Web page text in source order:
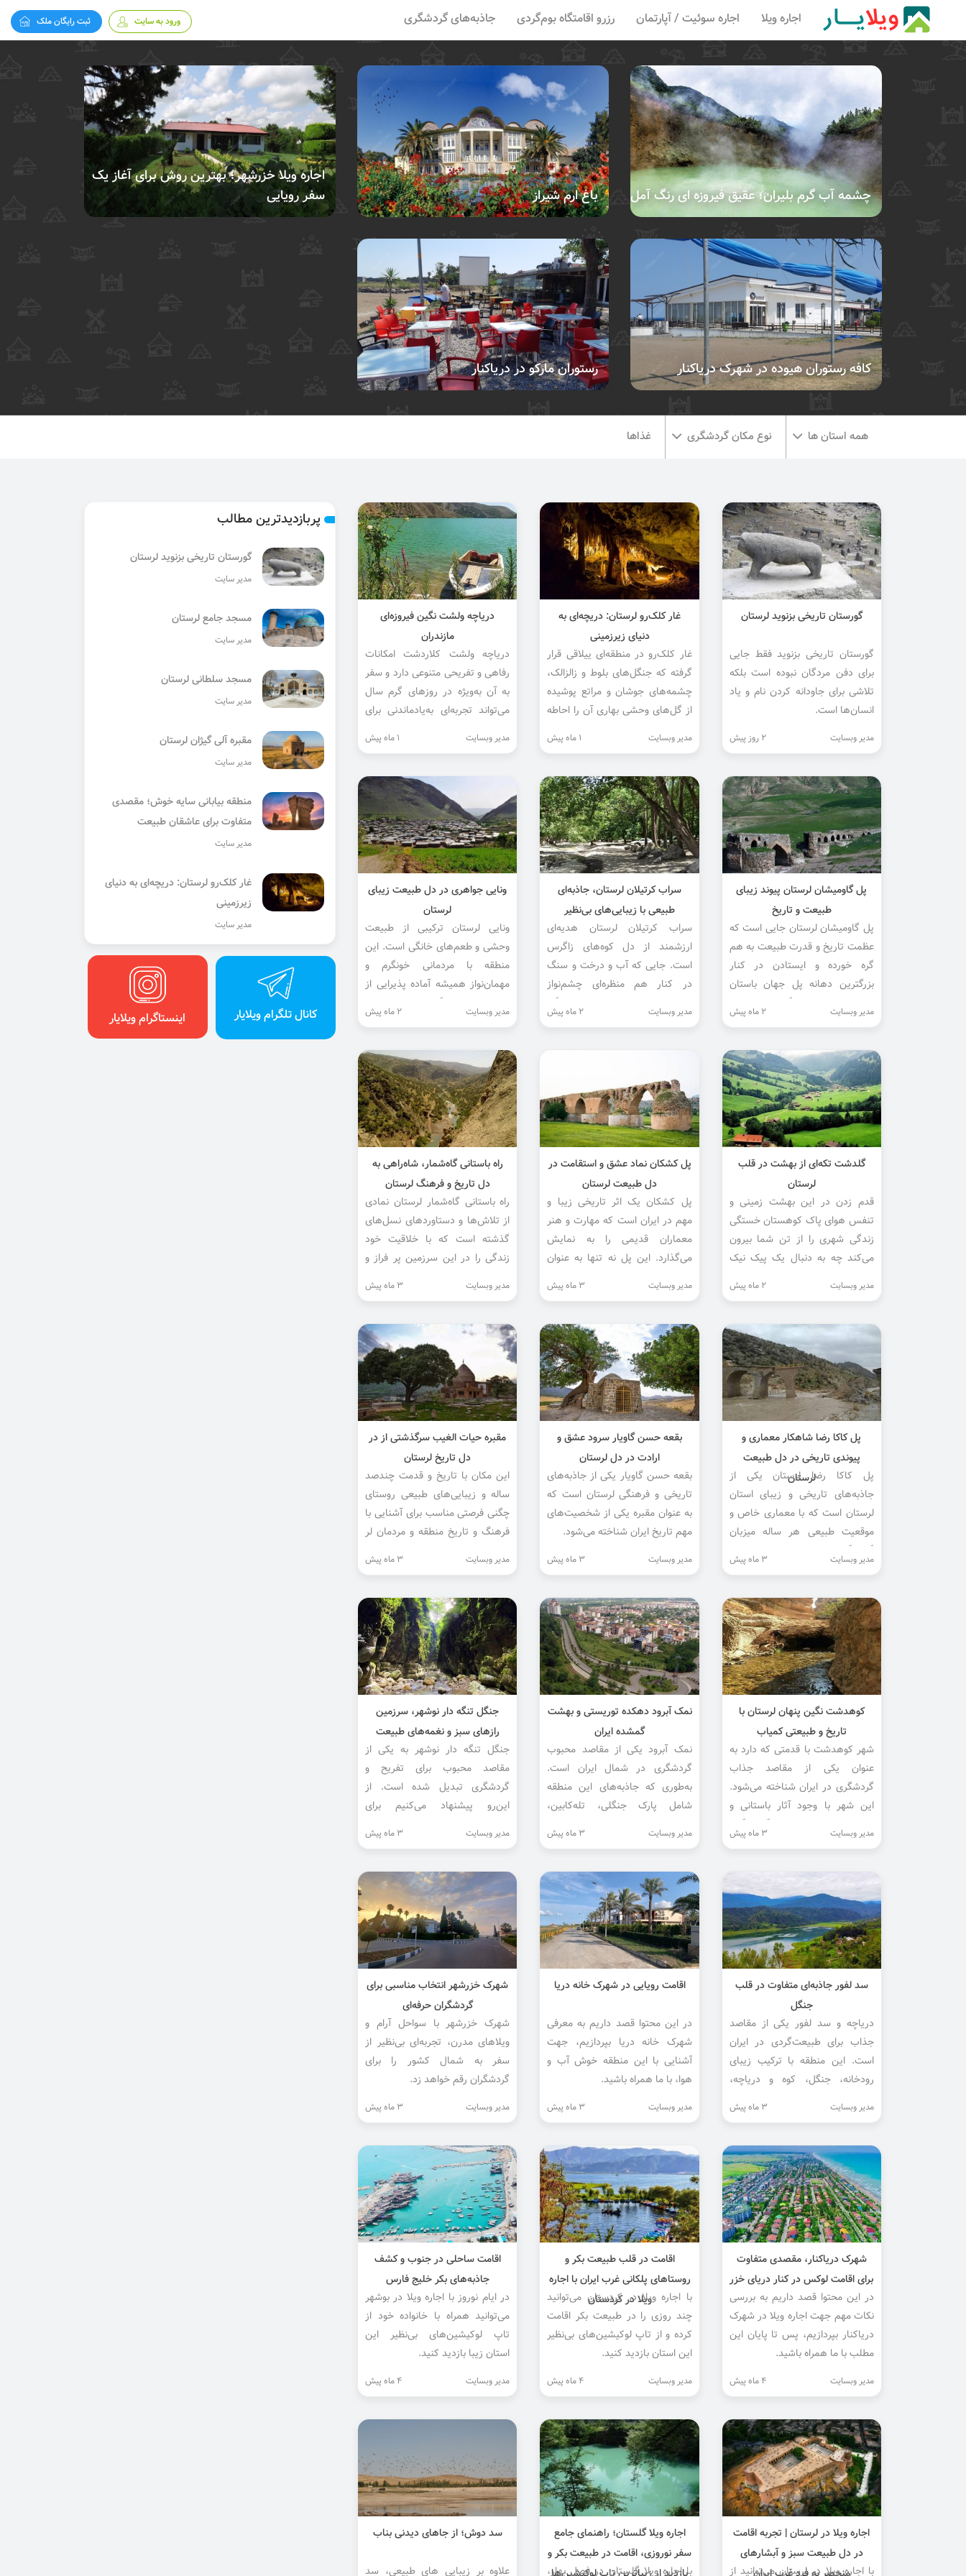
اجاره ویلا اجاره سوئیت / آپارتمان رزرو اقامتگاه بوم‌گردی جاذبه‌های گردشگری ورود به سایت ثبت رایگان ملک
چشمه آب گرم بلیران؛ عقیق فیروزه ای رنگ آمل باغ ارم شیراز
اجاره ویلا خزرشهر؛ بهترین روش برای آغاز یک
سفر رویایی
كافه رستوران هيوده در شهرک دریاکنار رستوران مارکو در دریاکنار
همه استان ها نوع مکان گردشگری غذاها
گورستان تاریخی بزنوید لرستان
گورستان تاریخی بزنوید فقط جایی
برای دفن مردگان نبوده است بلکه
تلاشی برای جاودانه کردن نام و یاد
انسان‌ها است.
مدیر وبسایت 2 روز پیش
غار کلک‌رو لرستان: دریچه‌ای به
دنیای زیرزمینی
غار کلک‌رو در منطقه‌ای ییلاقی قرار
گرفته که جنگل‌های بلوط و زالزالک،
چشمه‌های جوشان و مراتع پوشیده
از گل‌های وحشی بهاری آن را احاطه
مدیر وبسایت 1 ماه پیش
دریاچه ولشت نگین فیروزه‌ای
مازندران
دریاچه ولشت کلاردشت امکانات
رفاهی و تفریحی متنوعی دارد و سفر
به آن به‌ویژه در روزهای گرم سال
می‌تواند تجربه‌ای به‌یادماندنی برای
مدیر وبسایت 1 ماه پیش
پل گاومیشان لرستان پیوند زیبای
طبیعت و تاریخ
پل گاومیشان لرستان جایی است که
عظمت تاریخ و قدرت طبیعت به هم
گره خورده‌ و ایستادن در کنار
بزرگترین دهانه پل جهان باستان
حسی از غرور و شگفتی به انسان
مدیر وبسایت 2 ماه پیش
سراب کرتیلان لرستان، جاذبه‌ای
طبیعی با زیبایی‌های بی‌نظیر
سراب کرتیلان لرستان هدیه‌ای
ارزشمند از دل کوه‌های زاگرس
است. جایی که آب و درخت و سنگ
در کنار هم منظره‌ای چشم‌نواز
ساخته‌اند. این مکان بهترین پناهگاه
برای فرار از شلوغی‌های روزمره و
مدیر وبسایت 2 ماه پیش
ونایی‌ جواهری در دل طبیعت زیبای
لرستان
ونایی لرستان ترکیبی از طبیعت
وحشی و طعم‌های خانگی است. این
منطقه با مردمانی خونگرم و
مهمان‌نواز همیشه آماده پذیرایی از
مسافران است اگر به لرستان سفر
کردید حتما ونایی را در لیست سفر
مدیر وبسایت 2 ماه پیش
گلدشت تکه‌ای از بهشت در قلب
لرستان
قدم زدن در این بهشت زمینی و
تنفس هوای پاک کوهستان خستگی
زندگی شهری را از تن شما بیرون
می‌کند چه به دنبال یک پیک‌ نیک
کنید یا فقط از سکوت لذت ببرید.
مدیر وبسایت 2 ماه پیش
پل کشکان نماد عشق و استقامت در
دل طبیعت لرستان
پل کشکان یک اثر تاریخی زیبا و
مهم در ایران است که مهارت و هنر
معماران قدیمی را به نمایش
می‌گذارد. این پل نه تنها به عنوان
یادآور تاریخ و فرهنگ این سرزمین
مدیر وبسایت 3 ماه پیش
راه باستانی گاه‌شمار، شاه‌راهی به
دل تاریخ و فرهنگ لرستان
راه باستانی گاه‌شمار لرستان نمادی
از تلاش‌ها و دستاوردهای نسل‌های
گذشته است که با خلاقیت خود
زندگی را در این سرزمین پر فراز و
مدیر وبسایت 3 ماه پیش
پل کاکا رضا شاهکار معماری و
پیوندی تاریخی در دل طبیعت
لرستان
پل کاکا رضا لرستان یکی از
جاذبه‌های تاریخی و زیبای استان
لرستان است که با معماری خاص و
موقعیت طبیعی هر ساله میزبان
گردشگران زیادی از سراسر کشور
مدیر وبسایت 3 ماه پیش
بقعه حسن گاویار سرود عشق و
ارادت در دل لرستان
بقعه حسن گاویار یکی از جاذبه‌های
تاریخی و فرهنگی لرستان است که
به عنوان مقبره یکی از شخصیت‌های
مهم تاریخ ایران شناخته می‌شود.
مدیر وبسایت 3 ماه پیش
مقبره حیات الغیب سرگذشتی از در
دل تاریخ لرستان
این مکان با تاریخ و قدمت چندصد
ساله و زیبایی‌های طبیعی روستای
چگنی فرصتی مناسب برای آشنایی با
فرهنگ و تاریخ منطقه و مردمان لر
مدیر وبسایت 3 ماه پیش
کوهدشت نگین پنهان لرستان با
تاریخ و طبیعتی کمیاب
شهر کوهدشت با قدمتی که دارد به
عنوان یکی از مقاصد جذاب
گردشگری در ایران شناخته می‌شود.
این شهر با وجود آثار باستانی و
زیبایی‌های طبیعی شگفت‌انگیز،
امکانات زیادی را برای گردشگران
مدیر وبسایت 3 ماه پیش
نمک‌ آبرود دهکده توریستی و بهشت
گمشده ایران
نمک آبرود یکی از مقاصد محبوب
گردشگری در شمال ایران است.
به‌طوری که جاذبه‌های این منطقه
شامل پارک جنگلی، تله‌کابین،
مدیر وبسایت 3 ماه پیش
جنگل تنگه دار نوشهر، سرزمین
رازهای سبز و نغمه‌های طبیعت
جنگل تنگه دار نوشهر به یکی از
مقاصد محبوب برای تفریح و
گردشگری تبدیل شده است. از
این‌رو پیشنهاد می‌کنیم برای
سفر کنید زیرا فرصت‌های خوبی برای
مدیر وبسایت 3 ماه پیش
سد لفور جاذبه‌ای متفاوت در قلب
جنگل
دریاچه و سد لفور یکی از مقاصد
جذاب برای طبیعت‌گردی در ایران
است. این منطقه با ترکیب زیبای
رودخانه، جنگل، کوه و دریاچه،
مدیر وبسایت 3 ماه پیش
اقامت رویایی در شهرک خانه دریا
در این محتوا قصد داریم به معرفی
شهرک خانه دریا بپردازیم، جهت
آشنایی با این منطقه خوش آب و
هوا، با ما همراه باشید.
مدیر وبسایت 3 ماه پیش
شهرک خزرشهر انتخاب مناسبی برای
گردشگران حرفه‌ای
شهرک خزرشهر با سواحل آرام و
ویلاهای مدرن، تجربه‌ای بی‌نظیر از
سفر به شمال کشور را برای
گردشگران رقم خواهد زد.
مدیر وبسایت 3 ماه پیش
شهرک دریاکنار، مقصدی متفاوت
برای اقامت لوکس در کنار دریای خزر
در این محتوا قصد داریم به بررسی
نکات مهم جهت اجاره ویلا در شهرک
دریاکنار بپردازیم، پس تا پایان این
مطلب با ما همراه باشید.
مدیر وبسایت 4 ماه پیش
اقامت در قلب طبیعت بکر و
روستاهای پلکانی غرب ایران با اجاره
ویلا در کردستان
با اجاره ویلا در کردستان می‌توانید
چند روزی را در طبیعت بکر اقامت
کرده و از تاپ لوکیشین‌های بی‌نظیر
این استان بازدید کنید.
مدیر وبسایت 4 ماه پیش
اقامت ساحلی در جنوب و کشف
جاذبه‌های بکر خلیج فارس
در ایام نوروز با اجاره ویلا در بوشهر
می‌توانید همراه با خانواده خود از
تاپ لوکیشین‌های بی‌نظیر این
استان زیبا بازدید کنید.
مدیر وبسایت 4 ماه پیش
اجاره ویلا در لرستان | تجربه اقامت
در دل طبیعت سبز و آبشارهای
با اجاره ویلا در لرستان می‌توانید از
اجاره ویلا گلستان؛ راهنمای جامع
سفر نوروزی، اقامت در طبیعت بکر و
با اجاره ویلا گلستان در فصل بهار،
سد دوش؛ از جاهای دیدنی بناب
علاوه بر زیبایی ‌های طبیعی، سد
پربازدیدترین مطالب
گورستان تاریخی بزنوید لرستان
مدیر سایت
مسجد جامع لرستان
مدیر سایت
مسجد سلطانی لرستان
مدیر سایت
مقبره آلی گیژان لرستان
مدیر سایت
منطقه بیابانی سایه خوش؛ مقصدی
متفاوت برای عاشقان طبیعت
مدیر سایت
غار کلک‌رو لرستان: دریچه‌ای به دنیای
زیرزمینی
مدیر سایت
کانال تلگرام ویلایار اینستاگرام ویلایار